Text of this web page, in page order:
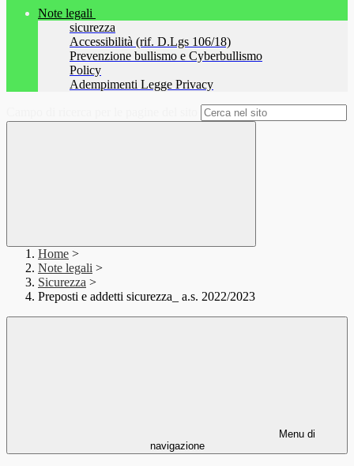
Note legali
sicurezza
Accessibilità (rif. D.Lgs 106/18)
Prevenzione bullismo e Cyberbullismo
Policy
Adempimenti Legge Privacy
Home >
Note legali >
Sicurezza >
Preposti e addetti sicurezza_ a.s. 2022/2023
Menu di
navigazione